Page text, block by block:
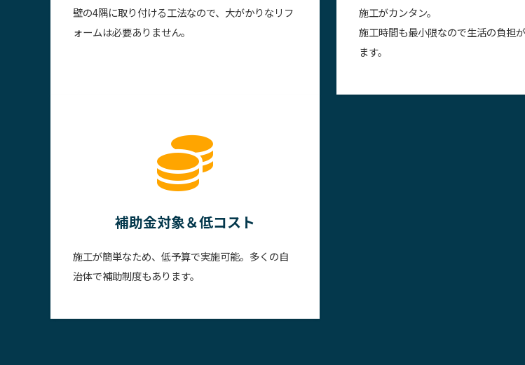
壁の4隅に取り付ける工法なので、大がかりなリフ
ォームは必要ありません。
施工がカンタン。
施工時間も最小限なので生活の負担
ます。
補助金対象＆低コスト
施工が簡単なため、低予算で実施可能。多くの自
治体で補助制度もあります。